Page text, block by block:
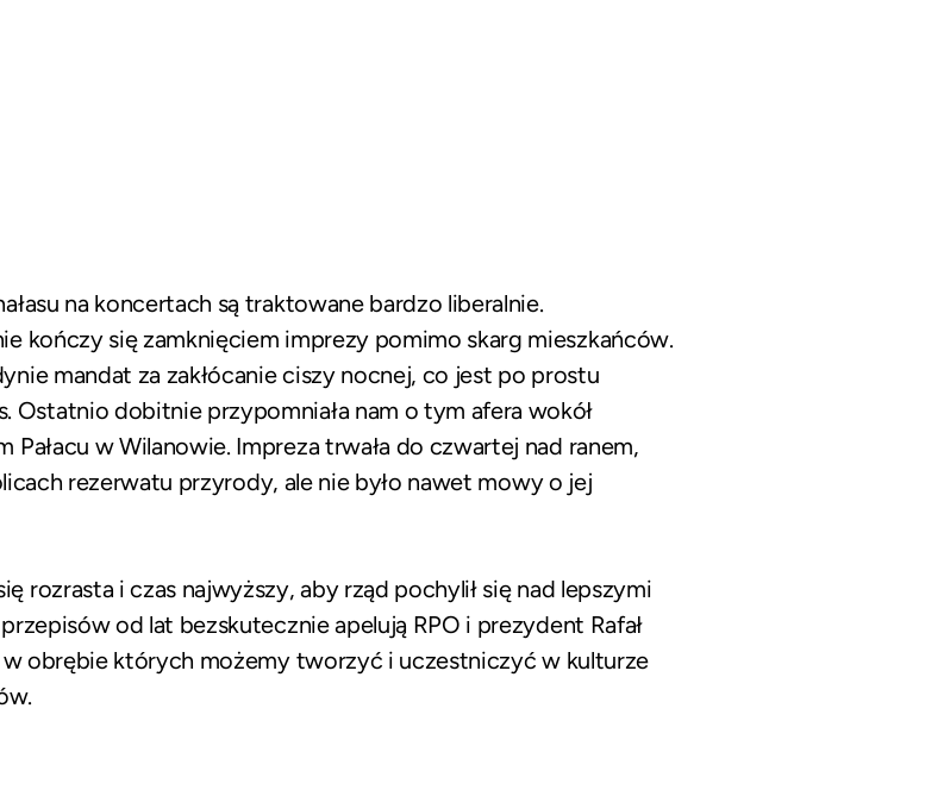
na koncertach są traktowane bardzo liberalnie.
kończy się zamknięciem imprezy pomimo skarg mieszkańców.
mandat za zakłócanie ciszy nocnej, co jest po prostu
Ostatnio dobitnie przypomniała nam o tym afera wokół
w Wilanowie. Impreza trwała do czwartej nad ranem,
rezerwatu przyrody, ale nie było nawet mowy o jej
rozrasta i czas najwyższy, aby rząd pochylił się nad lepszymi
od lat bezskutecznie apelują RPO i prezydent Rafał
w obrębie których możemy tworzyć i uczestniczyć w kulturze